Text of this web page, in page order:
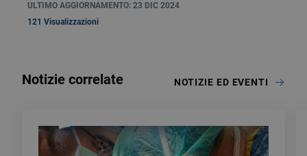
ULTIMO AGGIORNAMENTO: 23 DIC 2024
121 Visualizzazioni
Notizie correlate NOTIZIE ED EVENTI